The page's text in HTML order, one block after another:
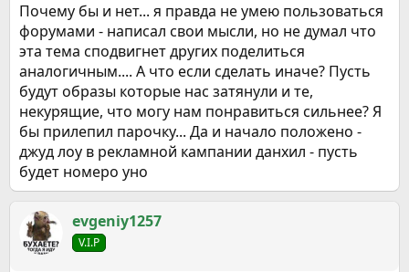
Почему бы и нет... я правда не умею пользоваться
форумами - написал свои мысли, но не думал что
эта тема сподвигнет других поделиться
аналогичным.... А что если сделать иначе? Пусть
будут образы которые нас затянули и те,
некурящие, что могу нам понравиться сильнее? Я
бы прилепил парочку... Да и начало положено -
джуд лоу в рекламной кампании данхил - пусть
будет номеро уно
evgeniy1257
V.I.P